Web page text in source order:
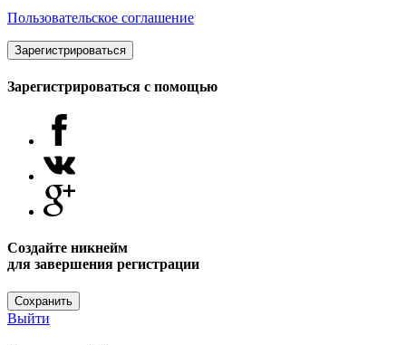
Пользовательское соглашение
Зарегистрироваться
Зарегистрироваться с помощью
Создайте никнейм
для завершения регистрации
Сохранить
Выйти